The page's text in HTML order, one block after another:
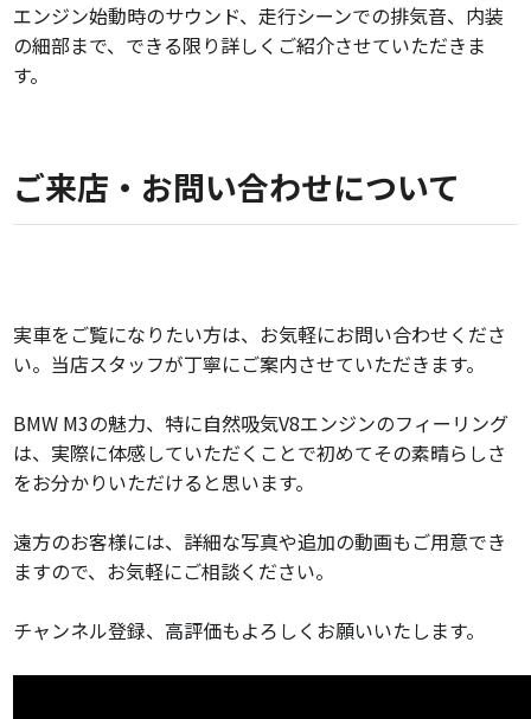
エンジン始動時のサウンド、走行シーンでの排気音、内装
の細部まで、できる限り詳しくご紹介させていただきま
す。
ご来店・お問い合わせについて
実車をご覧になりたい方は、お気軽にお問い合わせくださ
い。当店スタッフが丁寧にご案内させていただきます。
BMW M3の魅力、特に自然吸気V8エンジンのフィーリング
は、実際に体感していただくことで初めてその素晴らしさ
をお分かりいただけると思います。
遠方のお客様には、詳細な写真や追加の動画もご用意でき
ますので、お気軽にご相談ください。
チャンネル登録、高評価もよろしくお願いいたします。